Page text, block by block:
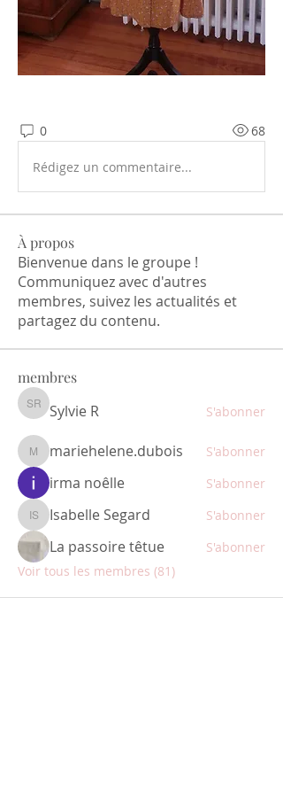
0 68
Rédigez un commentaire...
À propos
Bienvenue dans le groupe !
Communiquez avec d'autres
membres, suivez les actualités et
partagez du contenu.
membres
Sylvie RSylvie R S'abonner
mariehelene.dubois
mariehelene.dubois S'abonner
irma noêlle S'abonner
Isabelle Segard
Isabelle Segard S'abonner
La passoire têtue
S'abonner
Voir tous les membres (81)